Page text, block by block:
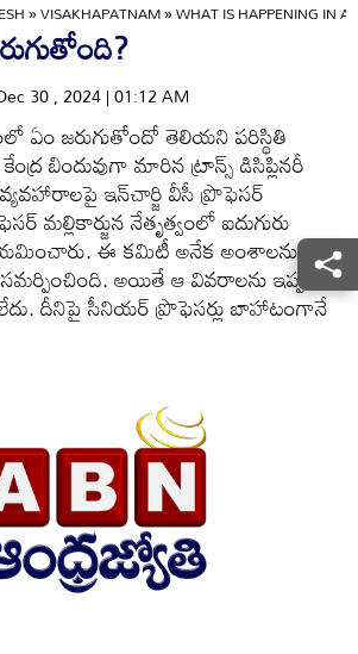
»VISAKHAPATNAM»WHAT IS HAPPENING IN
30 , 2024 | 01:12 AM
ఏం జరుగుతోందో తెలియని పరిస్థితి
బిందువుగా మారిన ట్రాన్స్‌ డిసిప్లినరీ
ఇన్‌చార్జి వీసీ ప్రొఫెసర్‌
మల్లికార్జున నేతృత్వంలో ఐదుగురు
ఈ కమిటీ అనేక అంశాలను
అయితే ఆ వివరాలను ఇప్పటికీ
దీనిపై సీనియర్‌ ప్రొఫెసర్లు బాహాటంగానే